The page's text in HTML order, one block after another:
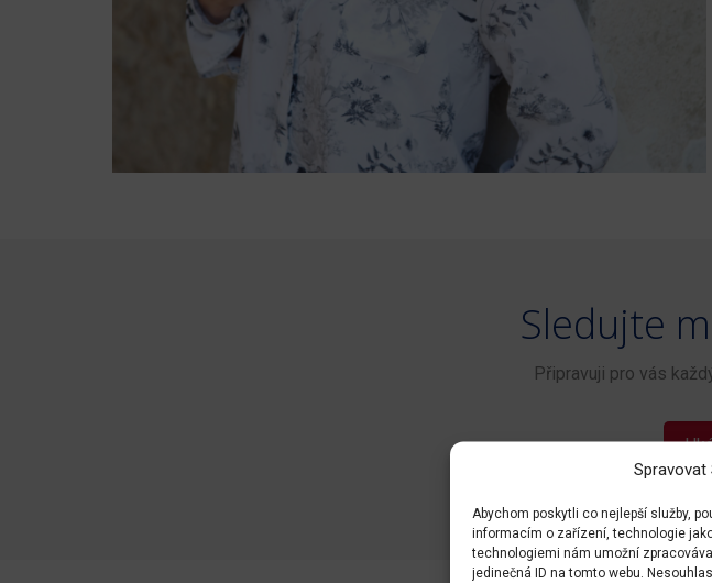
Abychom poskytli co nejlepší služby,
informacím o zařízení, technologie
technologiemi nám umožní
jedinečná ID na tomto webu.
Sledujte
Připravuji pro vás